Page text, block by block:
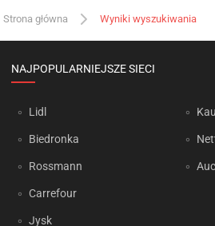
Strona główna Wyniki wyszukiwania
NAJPOPULARNIEJSZE SIECI
Lidl
Biedronka
Rossmann
Carrefour
Jysk